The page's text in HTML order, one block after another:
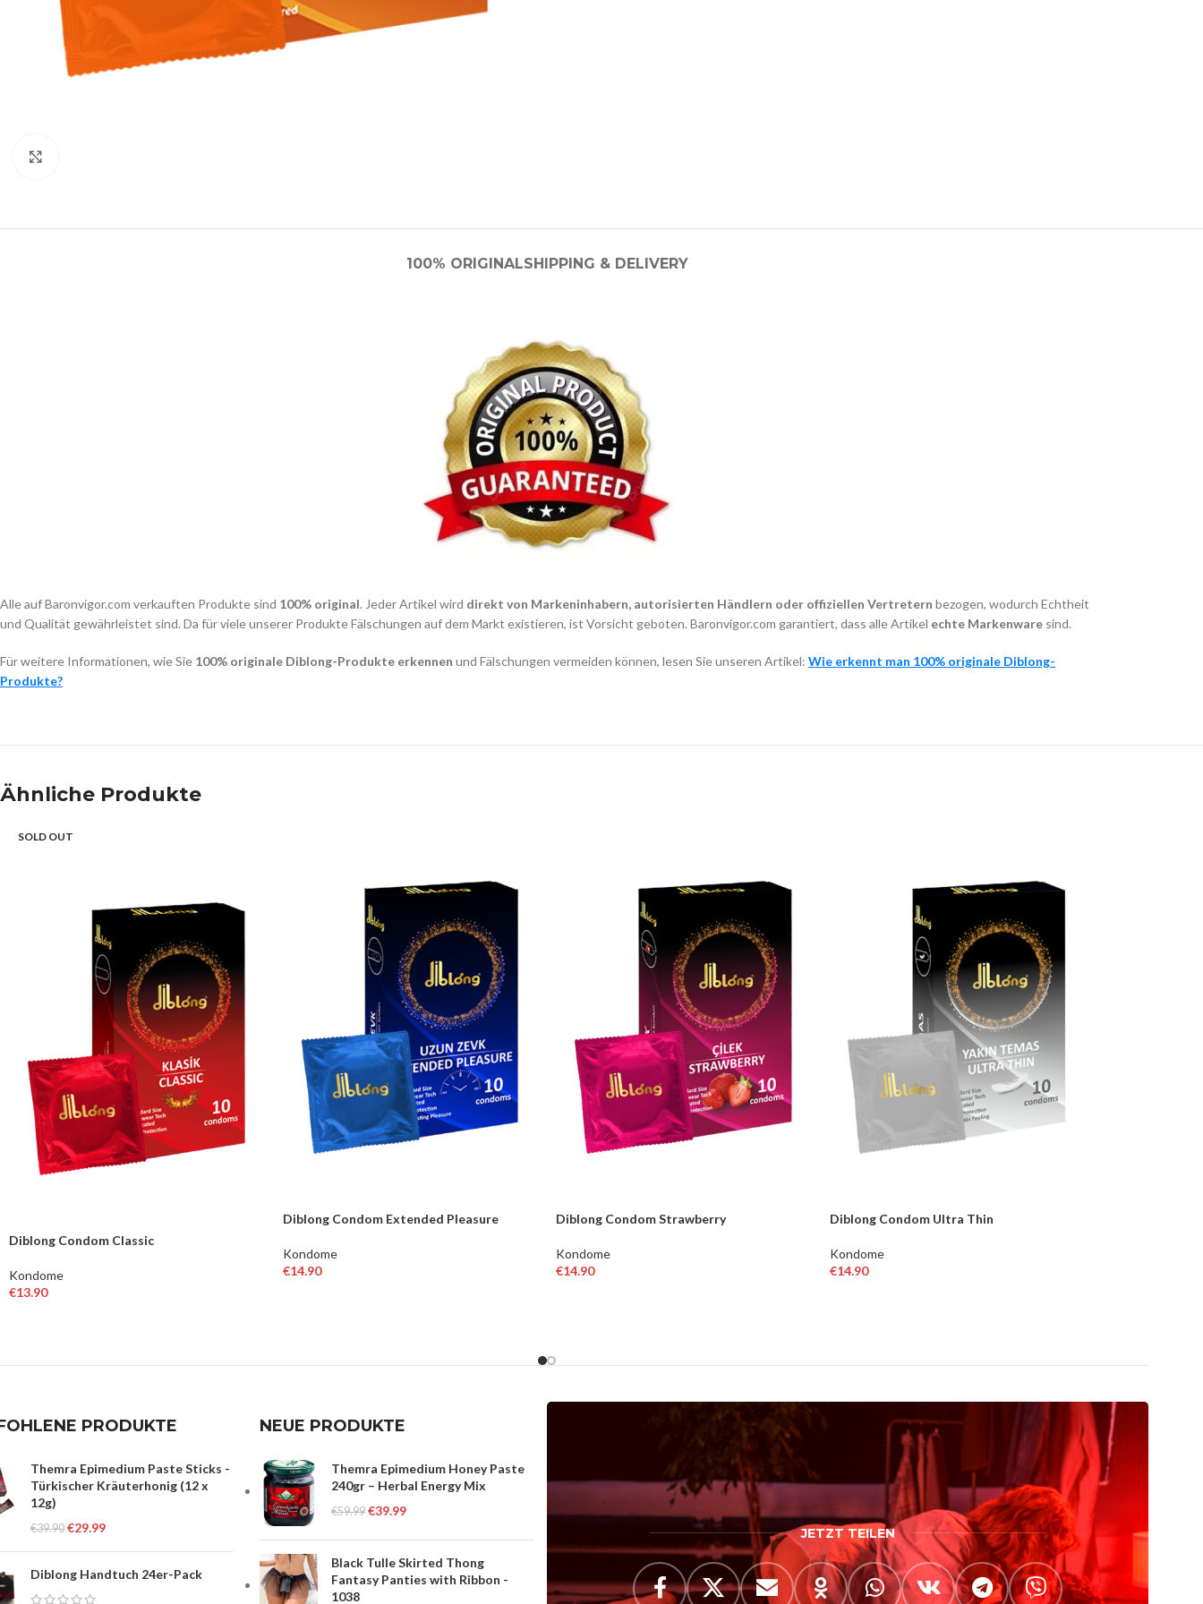
100% ORIGINALSHIPPING & DELIVERY
Alle auf Baronvigor.com verkauften Produkte sind 100% original. Jeder Artikel wird direkt von Markeninhabern, autorisierten Händlern oder offiziellen Vertretern bezogen, wodurch Echtheit
und Qualität gewährleistet sind. Da für viele unserer Produkte Fälschungen auf dem Markt existieren, ist Vorsicht geboten. Baronvigor.com garantiert, dass alle Artikel echte Markenware sind.
Für weitere Informationen, wie Sie 100% originale Diblong-Produkte erkennen und Fälschungen vermeiden können, lesen Sie unseren Artikel: Wie erkennt man 100% originale Diblong-
Produkte?
Ähnliche Produkte
SOLD OUT
Diblong Condom Classic
Kondome
€13.90
Diblong Condom Extended Pleasure
Kondome
€14.90
Diblong Condom Strawberry
Kondome
€14.90
Diblong Condom Ultra Thin
Kondome
€14.90
PRODUKTE
Themra Epimedium Paste Sticks -
Türkischer Kräuterhonig (12 x
12g)
€39.90 €29.99
Diblong Handtuch 24er-Pack
NEUE PRODUKTE
Themra Epimedium Honey Paste
240gr – Herbal Energy Mix
€59.99 €39.99
Black Tulle Skirted Thong
Fantasy Panties with Ribbon -
1038
JETZT TEILEN